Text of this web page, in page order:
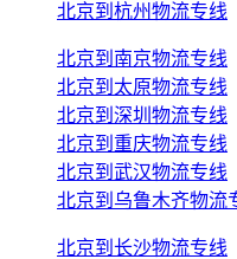
北京到杭州物流专线
北京到南京物流专线
北京到太原物流专线
北京到深圳物流专线
北京到重庆物流专线
北京到武汉物流专线
北京到乌鲁木齐物流
北京到长沙物流专线